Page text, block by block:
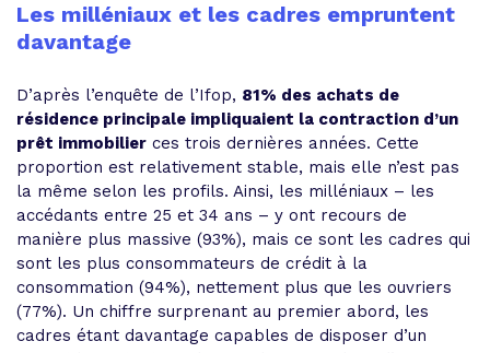
Les milléniaux et les cadres empruntent
davantage
D’après l’enquête de l’Ifop, 81% des achats de
résidence principale impliquaient la contraction d’un
prêt immobilier ces trois dernières années. Cette
proportion est relativement stable, mais elle n’est pas
la même selon les profils. Ainsi, les milléniaux – les
accédants entre 25 et 34 ans – y ont recours de
manière plus massive (93%), mais ce sont les cadres qui
sont les plus consommateurs de crédit à la
consommation (94%), nettement plus que les ouvriers
(77%). Un chiffre surprenant au premier abord, les
cadres étant davantage capables de disposer d’un